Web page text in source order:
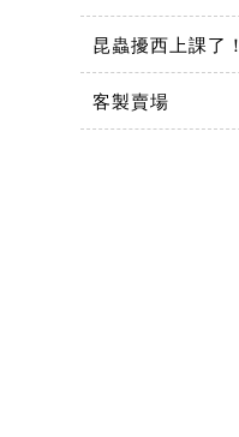
昆蟲擾西上課了！
客製賣場